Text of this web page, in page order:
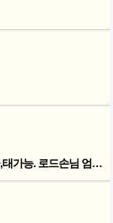
안양 평촌역 먹자상권 중국샵. 한,중,태가능. 로드손님 엄청많아요!